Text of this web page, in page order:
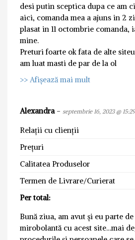
desi putin sceptica dupa ce am
aici, comanda mea a ajuns in 2
plasat in 11 octombrie comanda,
mine.
Preturi foarte ok fata de alte
am luat masti de par de la ol
>> Afișează mai mult
Alexandra- septembrie 16, 2023 @ 15:29
Relații cu clienții
Prețuri
Calitatea Produselor
Termen de Livrare/Curierat
Per total:
Bună ziua, am avut și eu parte
mirobolantă cu acest site…mai